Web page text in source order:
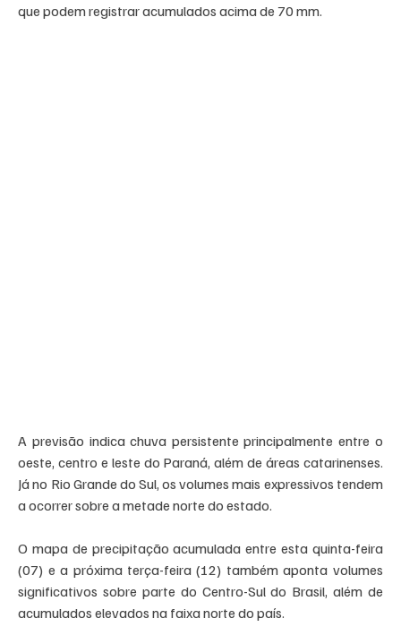
que podem registrar acumulados acima de 70 mm.
A previsão indica chuva persistente principalmente entre o
oeste, centro e leste do Paraná, além de áreas catarinenses.
Já no Rio Grande do Sul, os volumes mais expressivos tendem
a ocorrer sobre a metade norte do estado.
O mapa de precipitação acumulada entre esta quinta-feira
(07) e a próxima terça-feira (12) também aponta volumes
significativos sobre parte do Centro-Sul do Brasil, além de
acumulados elevados na faixa norte do país.